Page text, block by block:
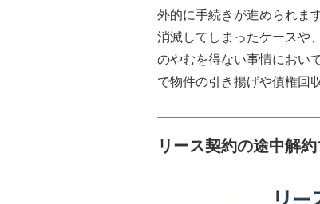
外的に手続きが進められま
消滅してしまったケースや
のやむを得ない事情におい
で物件の引き揚げや債権回
リース契約の途中解